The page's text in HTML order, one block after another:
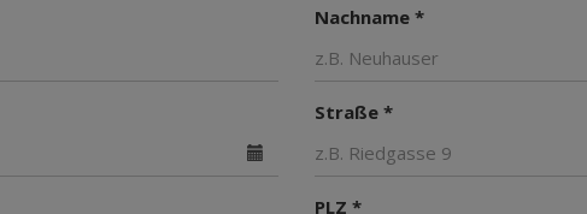
Nachname *
Straße *
PLZ *